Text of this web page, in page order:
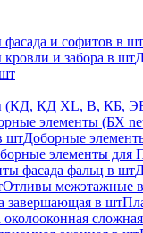
и софитов в шт
и забора в шт
(КД, КД XL, В, КБ,
элементы (БХ
штДоборные
элементы для
фасада фальц в шт
Отливы межэтажные
завершающая в шт